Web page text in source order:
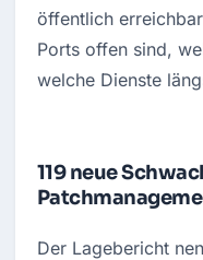
öffentlich
Ports offen sind,
welche Dienste
119 neue
Der Lagebericht